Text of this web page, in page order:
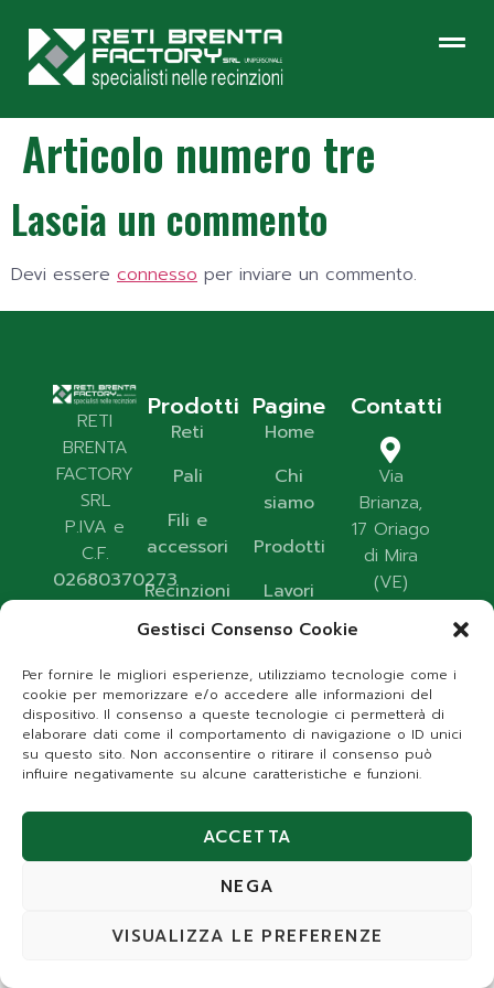
Gestisci Consenso Cookie
Per fornire le migliori esperienze, utilizziamo tecnologie come i
cookie per memorizzare e/o accedere alle informazioni del
dispositivo. Il consenso a queste tecnologie ci permetterà di
elaborare dati come il comportamento di navigazione o ID unici
su questo sito. Non acconsentire o ritirare il consenso può
influire negativamente su alcune caratteristiche e funzioni.
ACCETTA
NEGA
VISUALIZZA LE PREFERENZE
Articolo numero tre
Lascia un commento
Devi essere connesso per inviare un commento.
RETI
BRENTA
FACTORY
SRL
P.IVA e
C.F.
02680370273
Prodotti
Reti
Pali
Fili e
accessori
Recinzioni
modulari
Cantieristica
Pagine
Home
Chi
siamo
Prodotti
Lavori
Contatti
Privacy
Policy
Sitemap
Contatti
Via
Brianza,
17 Oriago
di Mira
(VE)
5630927
info@retibrenta.it
MARKETING
rulet
gates
blackjack
casibom
casibom
casibom
casibom